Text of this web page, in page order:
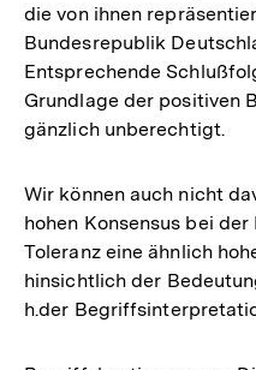
die von ihnen
Bundesrepublik
Entsprechende
Grundlage der positiven
gänzlich unberechtigt.
Wir können auch nicht
hohen Konsensus bei
Toleranz eine ähnlich
hinsichtlich der
h.der